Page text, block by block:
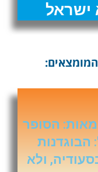
ישראל
הסופר
הבוגדנות
ולא